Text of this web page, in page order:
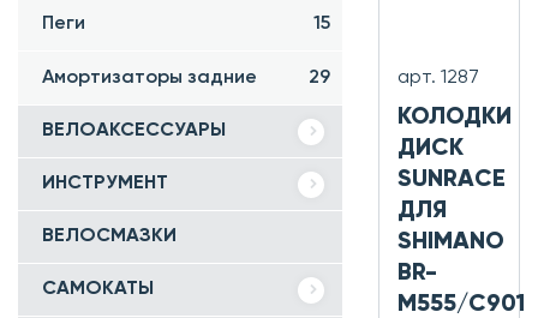
Пеги 15
Амортизаторы задние 29
ВЕЛОАКСЕССУАРЫ
ИНСТРУМЕНТ
ВЕЛОСМАЗКИ
САМОКАТЫ
арт. 1287
КОЛОДКИ
ДИСК
SUNRACE
ДЛЯ
SHIMANO
BR-
M555/C901